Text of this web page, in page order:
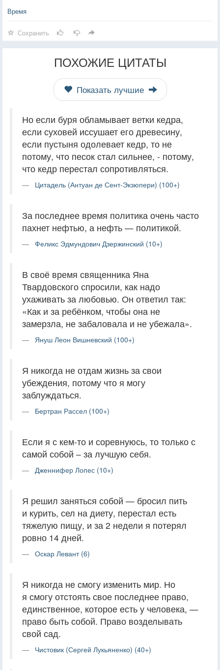
Время
Сохранить
ПОХОЖИЕ ЦИТАТЫ
Показать лучшие
Но если буря обламывает ветки кедра,
если суховей иссушает его древесину,
если пустыня одолевает кедр, то не
потому, что песок стал сильнее, - потому,
что кедр перестал сопротивляться.
Цитадель (Антуан де Сент-Экзюпери) (100+)
За последнее время политика очень часто
пахнет нефтью, а нефть — политикой.
Феликс Эдмундович Дзержинский (10+)
В своё время священника Яна
Твардовского спросили, как надо
ухаживать за любовью. Он ответил так:
«Как и за ребёнком, чтобы она не
замерзла, не забаловала и не убежала».
Януш Леон Вишневский (100+)
Я никогда не отдам жизнь за свои
убеждения, потому что я могу
заблуждаться.
Бертран Рассел (100+)
Если я с кем-то и соревнуюсь, то только с
самой собой – за лучшую себя.
Дженнифер Лопес (10+)
Я решил заняться собой — бросил пить
и курить, сел на диету, перестал есть
тяжелую пищу, и за 2 недели я потерял
ровно 14 дней.
Оскар Левант (6)
Я никогда не смогу изменить мир. Но
я смогу отстоять свое последнее право,
единственное, которое есть у человека, —
право быть собой. Право возделывать
свой сад.
Чистовик (Сергей Лукьяненко) (40+)